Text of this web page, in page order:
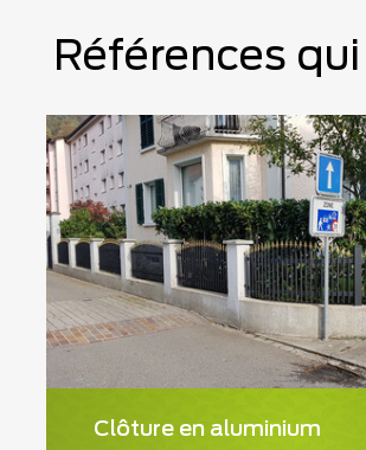
Références
Clôture en aluminium